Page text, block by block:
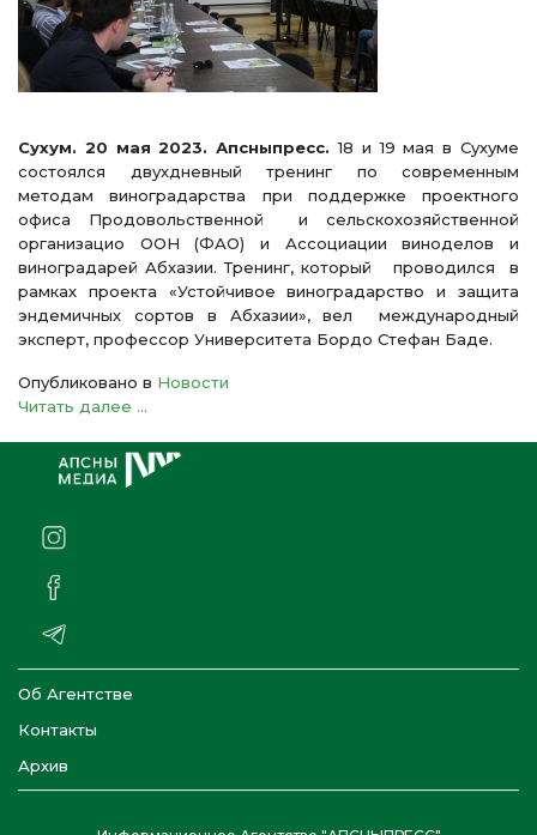
Сухум. 20 мая 2023. Апсныпресс. 18 и 19 мая в Сухуме
состоялся двухдневный тренинг по современным
методам виноградарства при поддержке проектного
офиса Продовольственной и сельскохозяйственной
организацио ООН (ФАО) и Ассоциации виноделов и
виноградарей Абхазии. Тренинг, который проводился в
рамках проекта «Устойчивое виноградарство и защита
эндемичных сортов в Абхазии», вел международный
эксперт, профессор Университета Бордо Стефан Баде.
Опубликовано в Новости
Читать далее ...
Об Агентстве
Контакты
Архив